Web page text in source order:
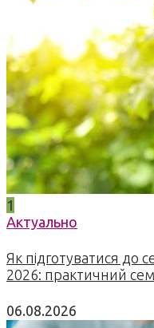
1
Актуально
Як підготуватися до
2026: практичний
06.08.2026